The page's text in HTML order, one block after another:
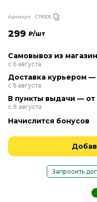
Артикул: С19005
299 ₽/шт
Самовывоз из
с 6 августа
Доставка курьером —
с 6 августа
В пункты выдачи — от
с 9 августа
Начислится бонусов
Запросить